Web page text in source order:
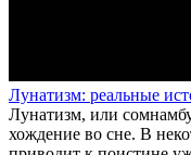
Лунатизм: реальные
Лунатизм, или
хождение во сне. В